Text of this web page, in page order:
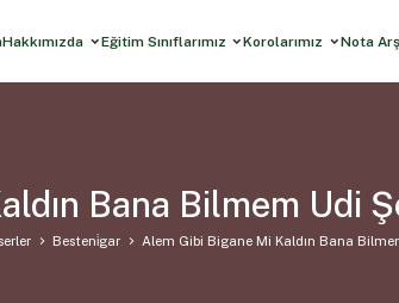
Hakkımızda Eğitim Sınıflarımız Korolarımız Nota
Bana Bilmem Udi
Besteni̇gar Alem Gibi Bigane Mi Kaldın Bana